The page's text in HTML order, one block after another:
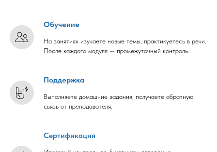
Обучение
На занятиях изучаете новые темы, практикуетесь в речи.
После каждого модуля — промежуточный контроль.
Поддержка
Выполняете домашние задания, получаете обратную
связь от преподавателя.
Сертификация